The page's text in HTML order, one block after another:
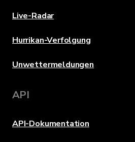
Live-Radar
Hurrikan-Verfolgung
Unwettermeldungen
API
API-Dokumentation